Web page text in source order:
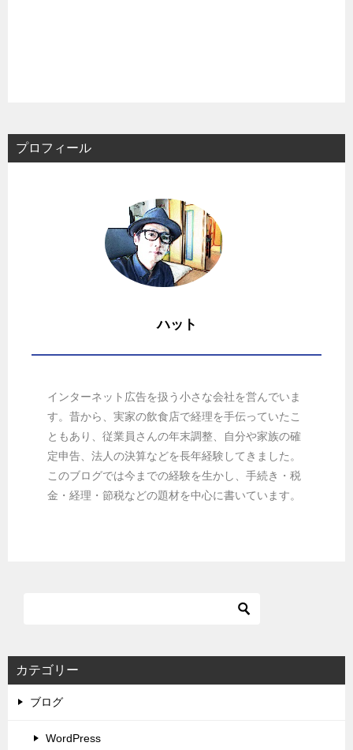
プロフィール
ハット
インターネット広告を扱う小さな会社を営んでいま
す。昔から、実家の飲食店で経理を手伝っていたこ
ともあり、従業員さんの年末調整、自分や家族の確
定申告、法人の決算などを長年経験してきました。
このブログでは今までの経験を生かし、手続き・税
金・経理・節税などの題材を中心に書いています。
カテゴリー
ブログ
WordPress